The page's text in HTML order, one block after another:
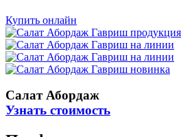
Купить онлайн
Салат Абордаж
Узнать стоимость